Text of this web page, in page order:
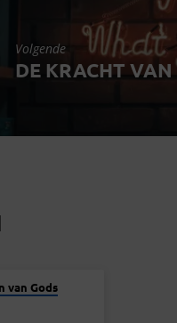
Volgende
DE KRACHT
van Gods